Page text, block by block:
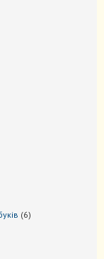
66